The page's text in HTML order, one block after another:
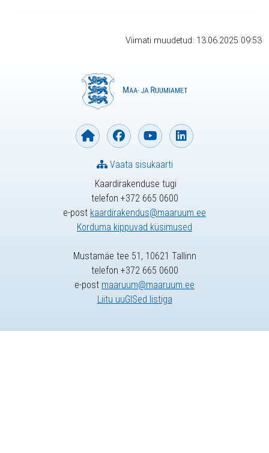
Viimati muudetud: 13.06.2025 09:53
Kaardirakenduse tugi
telefon +372 665 0600
e-post kaardirakendus@maaruum.ee
Korduma kippuvad küsimused
Vaata sisukaarti
Mustamäe tee 51, 10621 Tallinn
telefon +372 665 0600
e-post maaruum@maaruum.ee
Liitu uuGISed listiga